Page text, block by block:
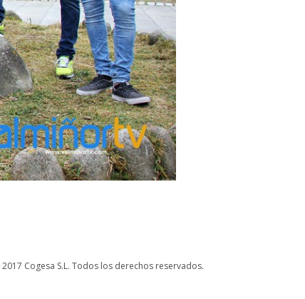
Cogesa S.L. Todos los derechos reservados.